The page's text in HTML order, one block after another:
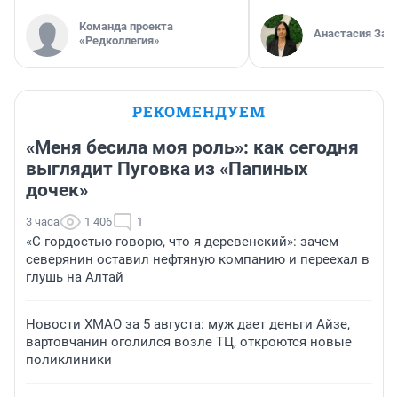
Команда проекта
«Редколлегия»
Анастасия
РЕКОМЕНДУЕМ
«Меня бесила моя роль»: как сегодня
выглядит Пуговка из «Папиных
дочек»
3 часа 1 406 1
«С гордостью говорю, что я деревенский»: зачем
северянин оставил нефтяную компанию и переехал в
глушь на Алтай
Новости ХМАО за 5 августа: муж дает деньги Айзе,
вартовчанин оголился возле ТЦ, откроются новые
поликлиники